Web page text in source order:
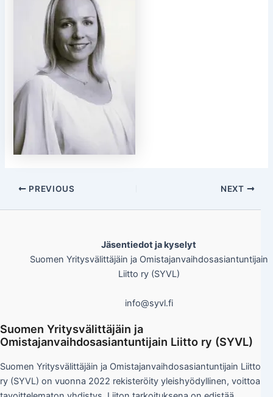
PREVIOUS NEXT
Jäsentiedot ja kyselyt
Suomen Yritysvälittäjäin ja Omistajanvaihdosasiantuntijain
Liitto ry (SYVL)
info@syvl.fi
Suomen Yritysvälittäjäin ja
Omistajanvaihdosasiantuntijain Liitto ry (SYVL)
Suomen Yritysvälittäjäin ja Omistajanvaihdosasiantuntijain Liitto
ry (SYVL) on vuonna 2022 rekisteröity yleishyödyllinen, voittoa